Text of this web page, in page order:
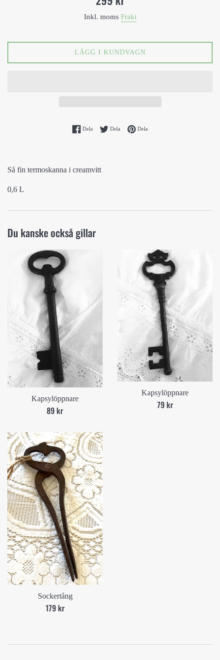
pris
Inkl. moms Frakt
LÄGG I KUNDVAGN
Dela Dela på Facebook
Dela Dela på Twitter
Dela
Så fin termoskanna i creamvitt
0,6 L
Du kanske också gillar
Kapsylöppnare
Ord.
89 kr
Kapsylöppnare
Ord.
79 kr
Sockertång
Ord.
179 kr